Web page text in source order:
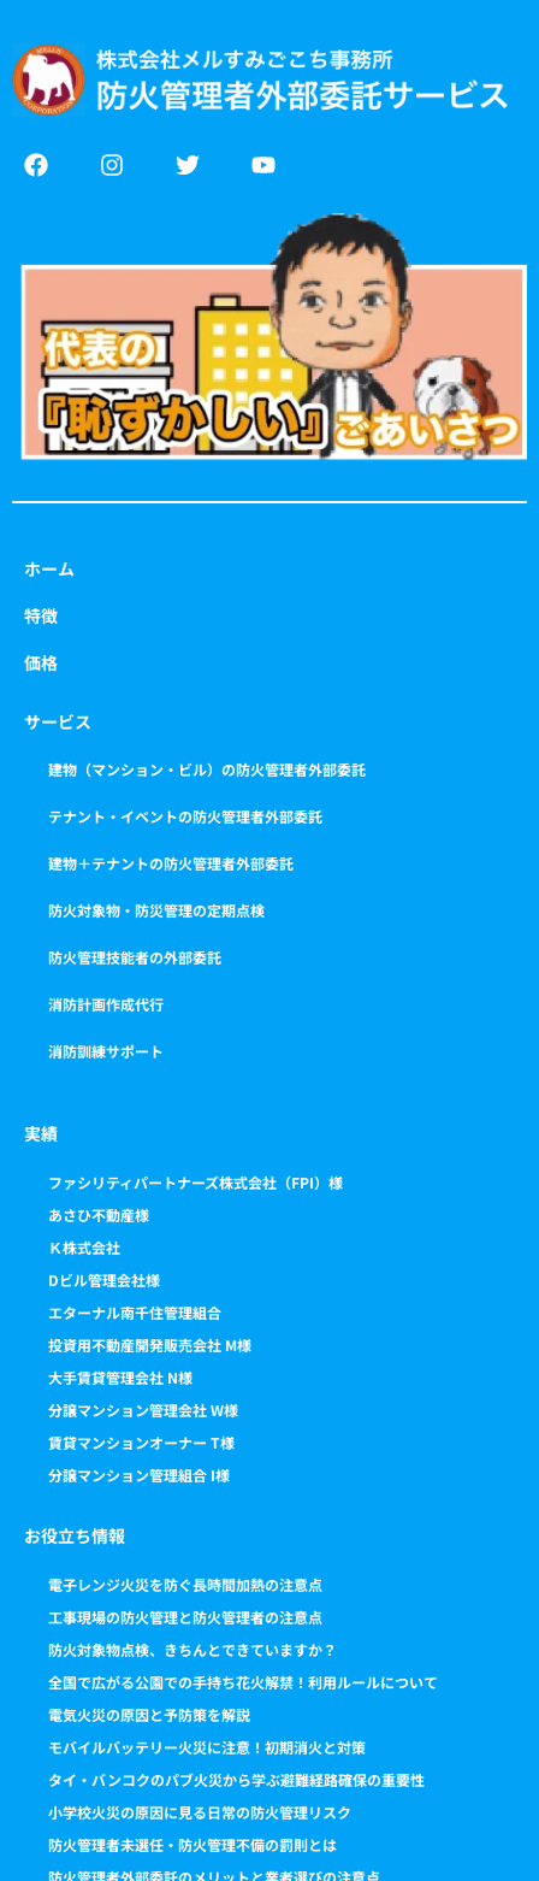
F
a
o
k
I
n
g
a
m
T
w
e
Y
o
u
b
e
ホーム
特徴
価格
サービス
建物（マンション・ビル）の防火管理者外部委託
テナント・イベントの防火管理者外部委託
建物＋テナントの防火管理者外部委託
防火対象物・防災管理の定期点検
防火管理技能者の外部委託
消防計画作成代行
消防訓練サポート
実績
ファシリティパートナーズ株式会社（FPI）様
あさひ不動産様
Ｋ株式会社
Dビル管理会社様
エターナル南千住管理組合
投資用不動産開発販売会社 M様
大手賃貸管理会社 N様
分譲マンション管理会社 W様
賃貸マンションオーナー T様
分譲マンション管理組合 I様
お役立ち情報
電子レンジ火災を防ぐ長時間加熱の注意点
工事現場の防火管理と防火管理者の注意点
防火対象物点検、きちんとできていますか？
全国で広がる公園での手持ち花火解禁！利用ルールについて
電気火災の原因と予防策を解説
モバイルバッテリー火災に注意！初期消火と対策
タイ・バンコクのパブ火災から学ぶ避難経路確保の重要性
小学校火災の原因に見る日常の防火管理リスク
防火管理者未選任・防火管理不備の罰則とは